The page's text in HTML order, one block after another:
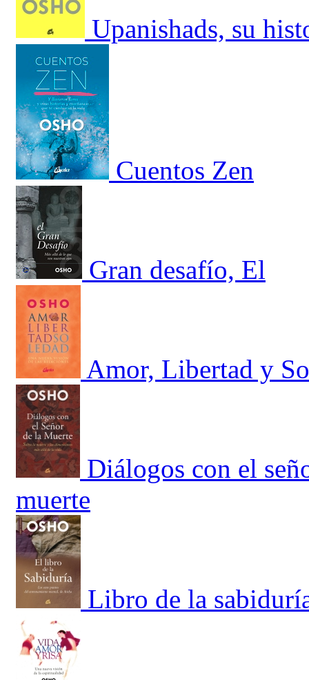
Upanishads, su
Cuentos Zen
Gran desafío, El
Amor, Libertad y
Diálogos con el
muerte
Libro de la